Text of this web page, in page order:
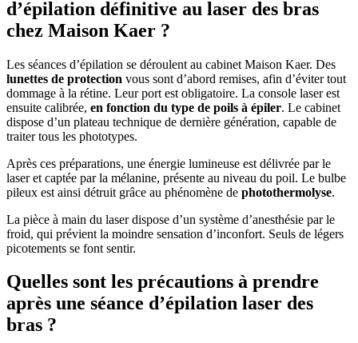
d’épilation définitive au laser des bras
chez Maison Kaer ?
Les séances d’épilation se déroulent au cabinet Maison Kaer. Des
lunettes de protection vous sont d’abord remises, afin d’éviter tout
dommage à la rétine. Leur port est obligatoire. La console laser est
ensuite calibrée, en fonction du type de poils à épiler. Le cabinet
dispose d’un plateau technique de dernière génération, capable de
traiter tous les phototypes.
Après ces préparations, une énergie lumineuse est délivrée par le
laser et captée par la mélanine, présente au niveau du poil. Le bulbe
pileux est ainsi détruit grâce au phénomène de photothermolyse.
La pièce à main du laser dispose d’un système d’anesthésie par le
froid, qui prévient la moindre sensation d’inconfort. Seuls de légers
picotements se font sentir.
Quelles sont les précautions à prendre
après une séance d’épilation laser des
bras ?